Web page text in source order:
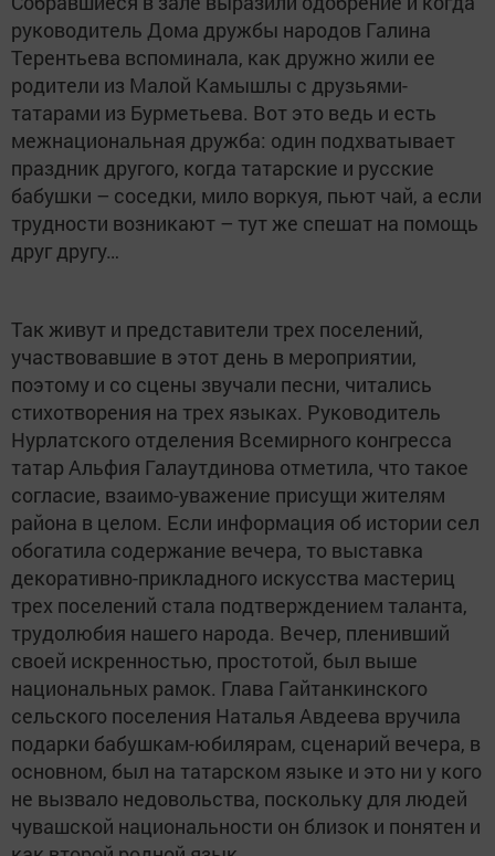
руководитель Дома дружбы народов Галина
Терентьева вспоминала, как дружно жили ее
родители из Малой Камышлы с друзьями-
татарами из Бурметьева. Вот это ведь и есть
межнациональная дружба: один подхватывает
праздник другого, когда татарские и русские
бабушки – соседки, мило воркуя, пьют чай, а если
трудности возникают – тут же спешат на помощь
друг другу…
Так живут и представители трех поселений,
участвовавшие в этот день в мероприятии,
поэтому и со сцены звучали песни, читались
стихотворения на трех языках. Руководитель
Нурлатского отделения Всемирного конгресса
татар Альфия Галаутдинова отметила, что такое
согласие, взаимо-уважение присущи жителям
района в целом. Если информация об истории сел
обогатила содержание вечера, то выставка
декоративно-прикладного искусства мастериц
трех поселений стала подтверждением таланта,
трудолюбия нашего народа. Вечер, пленивший
своей искренностью, простотой, был выше
национальных рамок. Глава Гайтанкинского
сельского поселения Наталья Авдеева вручила
подарки бабушкам-юбилярам, сценарий вечера, в
основном, был на татарском языке и это ни у кого
не вызвало недовольства, поскольку для людей
чувашской национальности он близок и понятен и